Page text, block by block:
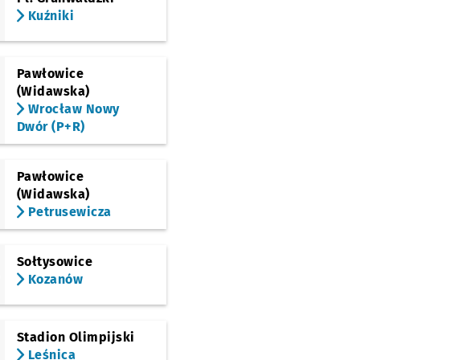
Kuźniki
Pawłowice
(Widawska)
Wrocław Nowy
Dwór (P+R)
Pawłowice
(Widawska)
Petrusewicza
Sołtysowice
Kozanów
Stadion Olimpijski
Leśnica